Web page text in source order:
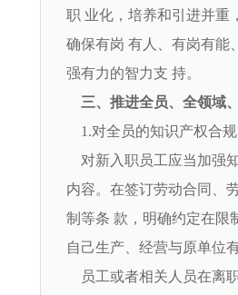
职 业化，培养和引进并重
确保有岗 有人、有岗有能
强有力的智力支 持。
三、推进全员、全领域
1.对全员的知识产权合
对新入职员工应当加强
内容。在签订劳动合同、
制等条 款，明确约定在限
自己生产、经营与原单位
员工或者相关人员在离